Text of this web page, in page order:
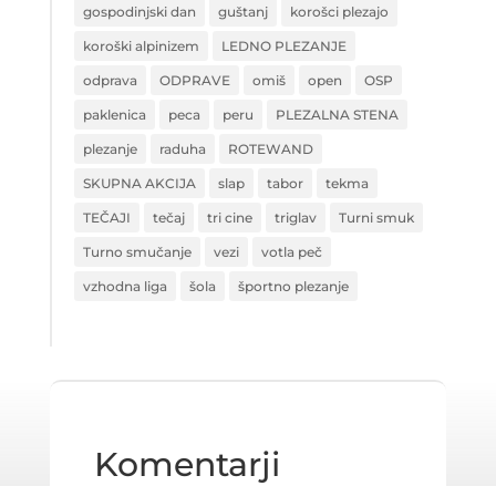
gospodinjski dan guštanj korošci plezajo
koroški alpinizem LEDNO PLEZANJE
odprava ODPRAVE omiš open OSP
paklenica peca peru PLEZALNA STENA
plezanje raduha ROTEWAND
SKUPNA AKCIJA slap tabor tekma
TEČAJI tečaj tri cine triglav Turni smuk
Turno smučanje vezi votla peč
vzhodna liga šola športno plezanje
Komentarji